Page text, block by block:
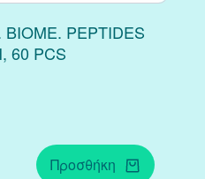
BIOME. PEPTIDES
60 PCS
Προσθήκη